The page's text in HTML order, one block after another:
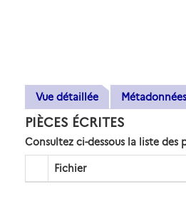
Vue détaillée Métadonnées
PIÈCES ÉCRITES
Consultez ci-dessous la liste
Fichier